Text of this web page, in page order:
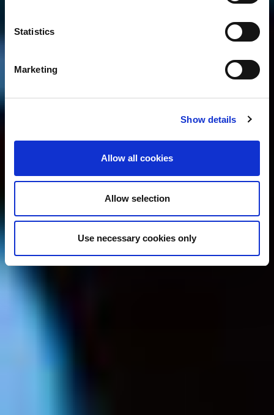
Statistics
Marketing
Show details
Allow all cookies
Allow selection
Use necessary cookies only